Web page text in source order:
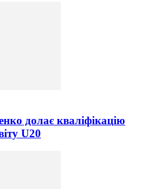
долає кваліфікацію
U20